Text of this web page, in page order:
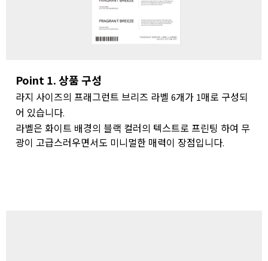
Point 1. 상품 구성
라지 사이즈의 프래그런트 브리즈 라벨 6개가 1매로 구성되
어 있습니다.
라벨은 화이트 배경의 블랙 컬러의 텍스트로 프린팅 하여 무
광이 고급스러우면서도 미니멀한 매력이 장점입니다.